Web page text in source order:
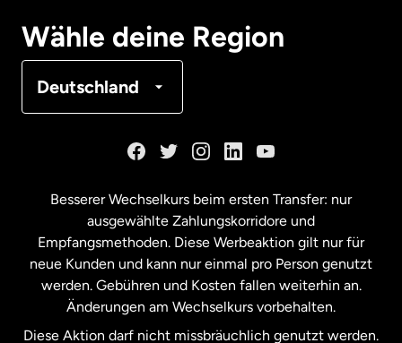
Wähle deine Region
Deutschland
Malaysia
Neuseeland
Besserer Wechselkurs beim ersten Transfer: nur
ausgewählte Zahlungskorridore und
Empfangsmethoden. Diese Werbeaktion gilt nur für
neue Kunden und kann nur einmal pro Person genutzt
werden. Gebühren und Kosten fallen weiterhin an.
Änderungen am Wechselkurs vorbehalten.
Diese Aktion darf nicht missbräuchlich genutzt werden.